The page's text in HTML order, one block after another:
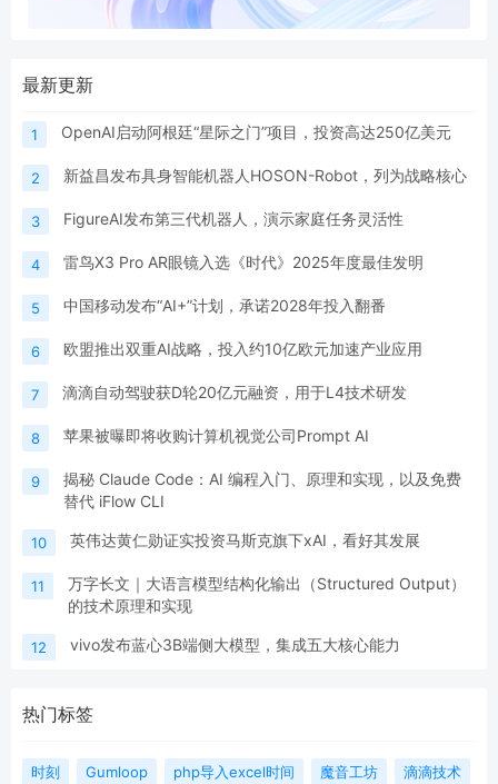
最新更新
1 OpenAI启动阿根廷“星际之门”项目，投资高达250亿美元
2 新益昌发布具身智能机器人HOSON-Robot，列为战略核心
3 FigureAI发布第三代机器人，演示家庭任务灵活性
4 雷鸟X3 Pro AR眼镜入选《时代》2025年度最佳发明
5 中国移动发布“AI+”计划，承诺2028年投入翻番
6 欧盟推出双重AI战略，投入约10亿欧元加速产业应用
7 滴滴自动驾驶获D轮20亿元融资，用于L4技术研发
8 苹果被曝即将收购计算机视觉公司Prompt AI
9
揭秘 Claude Code：AI 编程入门、原理和实现，以及免费
替代 iFlow CLI
10 英伟达黄仁勋证实投资马斯克旗下xAI，看好其发展
11
万字长文｜大语言模型结构化输出（Structured Output）
的技术原理和实现
12 vivo发布蓝心3B端侧大模型，集成五大核心能力
热门标签
时刻 Gumloop php导入excel时间 魔音工坊 滴滴技术